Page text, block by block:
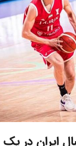
ایران در یک